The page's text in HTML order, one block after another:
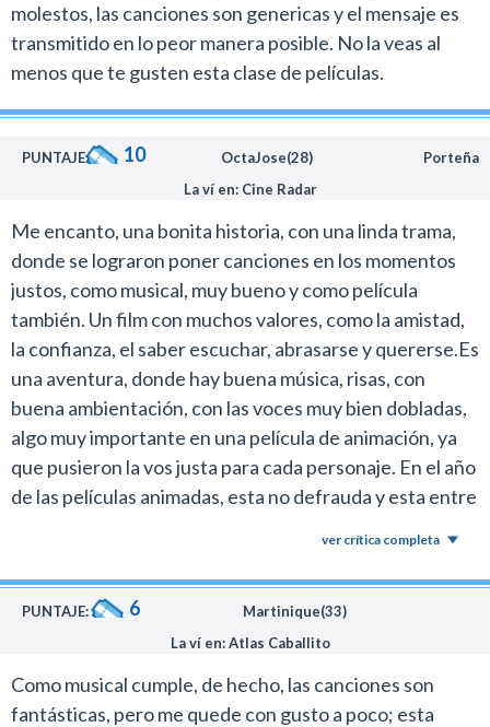
molestos, las canciones son genericas y el mensaje es
transmitido en lo peor manera posible. No la veas al
menos que te gusten esta clase de películas.
PUNTAJE: 10 OctaJose(28)
Porteña
La ví en: Cine Radar
Me encanto, una bonita historia, con una linda trama,
donde se lograron poner canciones en los momentos
justos, como musical, muy bueno y como película
también. Un film con muchos valores, como la amistad,
la confianza, el saber escuchar, abrasarse y quererse.Es
una aventura, donde hay buena música, risas, con
buena ambientación, con las voces muy bien dobladas,
algo muy importante en una película de animación, ya
que pusieron la vos justa para cada personaje. En el año
de las películas animadas, esta no defrauda y esta entre
por lograr este film único y original.Mi nota es un
10(diez).
ver crítica completa
PUNTAJE: 6
Martinique(33)
La ví en: Atlas Caballito
Como musical cumple, de hecho, las canciones son
fantásticas, pero me quede con gusto a poco; esta